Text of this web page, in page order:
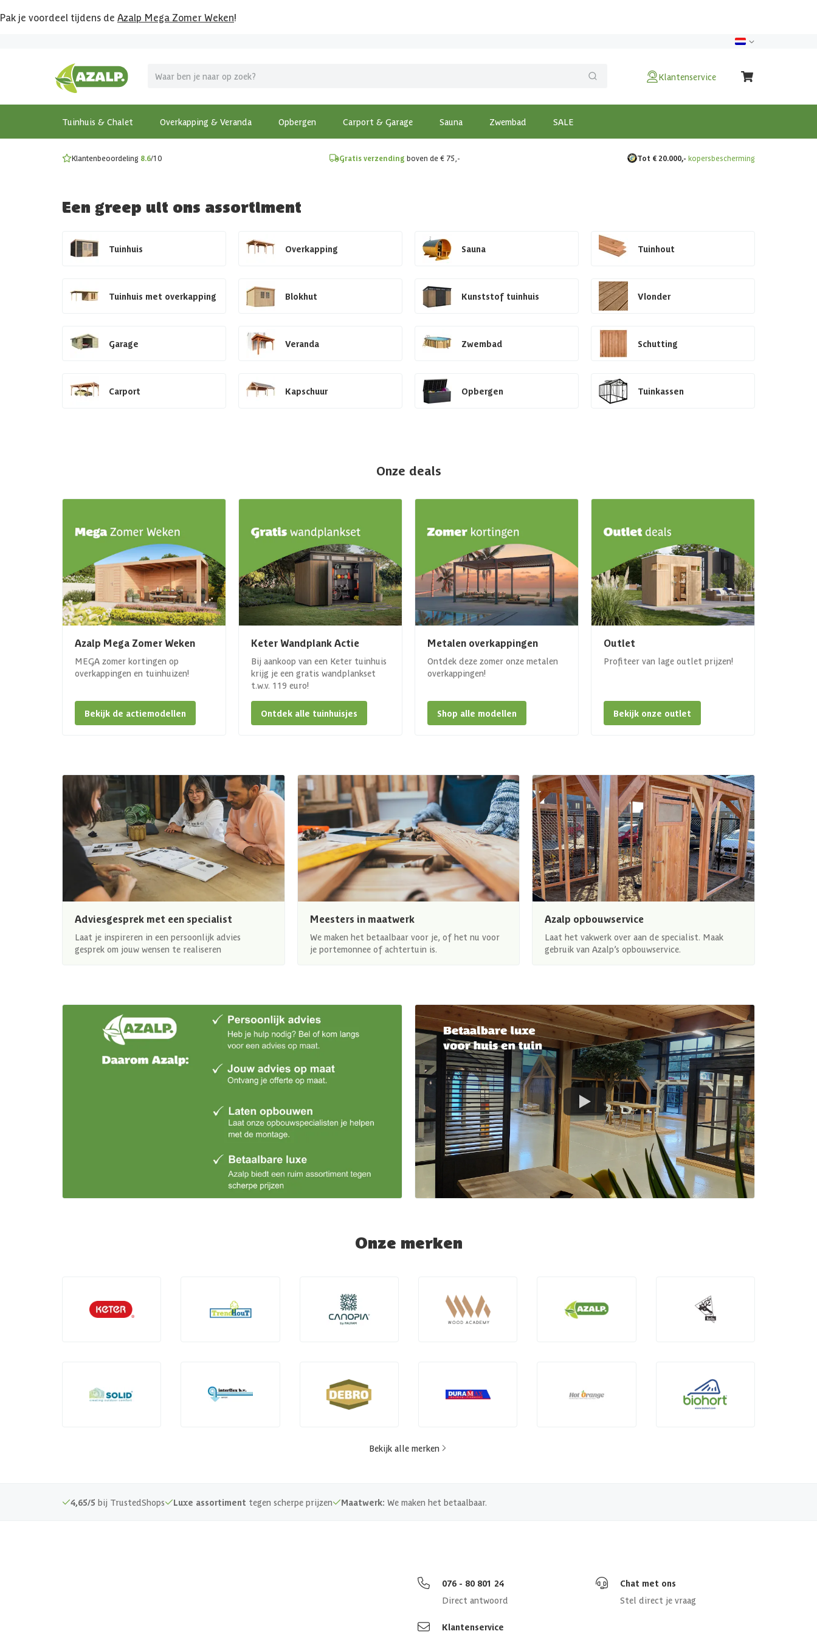
Pak je voordeel tijdens de Azalp Mega Zomer Weken!
Klantenservice
Tuinhuis & Chalet Overkapping & Veranda Opbergen Carport & Garage Sauna Zwembad SALE
MEGA zomer kortingen op overkappingen en tuinhuizen!
Bekijk de actiemodellen
Gratis wandplankset
Ontdek onze metalen overkappingen
Klantenbeoordeling 8.6/10 Gratis verzending boven de € 75,- Tot € 20.000,- kopersbescherming
Een greep uit ons assortiment
Tuinhuis Overkapping Sauna Tuinhout
Tuinhuis met overkapping Blokhut Kunststof tuinhuis Vlonder
Garage Veranda Zwembad Schutting
Carport Kapschuur Opbergen Tuinkassen
Onze deals
Azalp Mega Zomer Weken
MEGA zomer kortingen op
overkappingen en tuinhuizen!
Bekijk de actiemodellen
Keter Wandplank Actie
Bij aankoop van een Keter tuinhuis
krijg je een gratis wandplankset
t.w.v. 119 euro!
Ontdek alle tuinhuisjes
Metalen overkappingen
Ontdek deze zomer onze metalen
overkappingen!
Shop alle modellen
Outlet
Profiteer van lage outlet prijzen!
Bekijk onze outlet
Adviesgesprek met een specialist
Laat je inspireren in een persoonlijk advies
gesprek om jouw wensen te realiseren
Meesters in maatwerk
We maken het betaalbaar voor je, of het nu voor
je portemonnee of achtertuin is.
Azalp opbouwservice
Laat het vakwerk over aan de specialist. Maak
gebruik van Azalp’s opbouwservice.
Onze merken
Bekijk alle merken
4,65/5 bij TrustedShops Luxe assortiment tegen scherpe prijzen Maatwerk: We maken het betaalbaar.
076 - 80 801 24
Direct antwoord
Chat met ons
Stel direct je vraag
Klantenservice